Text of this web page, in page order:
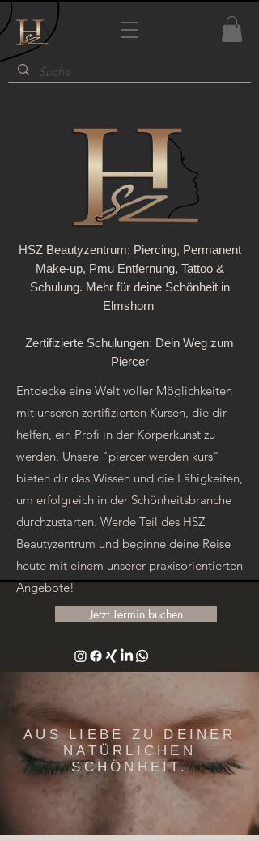
HSZ Beautyzentrum: Piercing, Permanent
Make-up, Pmu Entfernung, Tattoo &
Schulung. Mehr für deine Schönheit in
Elmshorn
Zertifizierte Schulungen: Dein Weg zum
Piercer
Entdecke eine Welt voller Möglichkeiten
mit unseren zertifizierten Kursen, die dir
helfen, ein Profi in der Körperkunst zu
werden. Unsere "piercer werden kurs"
bieten dir das Wissen und die Fähigkeiten,
um erfolgreich in der Schönheitsbranche
durchzustarten. Werde Teil des HSZ
Beautyzentrum und beginne deine Reise
heute mit einem unserer praxisorientierten
Angebote!
Jetzt Termin buchen
AUS LIEBE ZU DEINER
NATÜRLICHEN
SCHÖNHEIT.